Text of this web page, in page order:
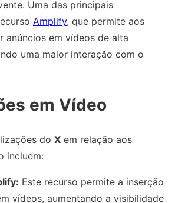
Uma das principais
Amplify, que permite aos
anúncios em vídeos de alta
uma maior interação com o
em Vídeo
do X em relação aos
incluem:
Este recurso permite a inserção
vídeos, aumentando a visibilidade